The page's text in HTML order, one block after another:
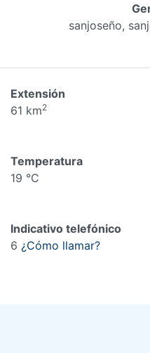
sanjoseño,
Extensión
61 km2
Temperatura
19 °C
Indicativo telefónico
6 ¿Cómo llamar?